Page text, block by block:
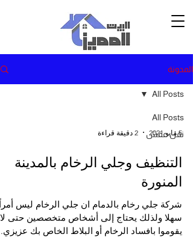
المدونة
All Posts
نقل عفش
All Posts
5 مايو 2021 2 دقيقة قراءة
التنظيف وجلي الرخام بالمدينة
المنورة
‏شركة جلي رخام بالدمام ‏ان جلي الرخام ليس
سهلا ولذلك يحتاج إلى أشخاص متخصصين حتى لا
يقوموا بافساد الرخام أو البلاط الخاص بك